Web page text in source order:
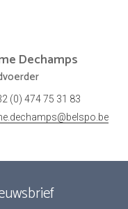
Dechamps
(0) 474 75 31 83